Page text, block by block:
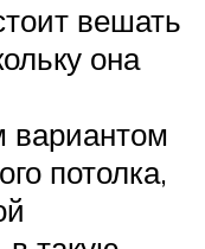
вешать
она
вариантом
потолка,